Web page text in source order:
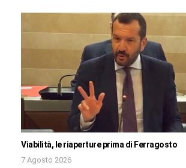
Viabilità, le riaperture prima di Ferragosto
7 Agosto 2026